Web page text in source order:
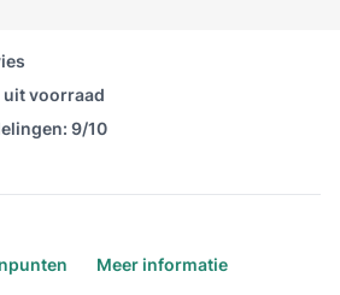
voorraad
9/10
Meer informatie